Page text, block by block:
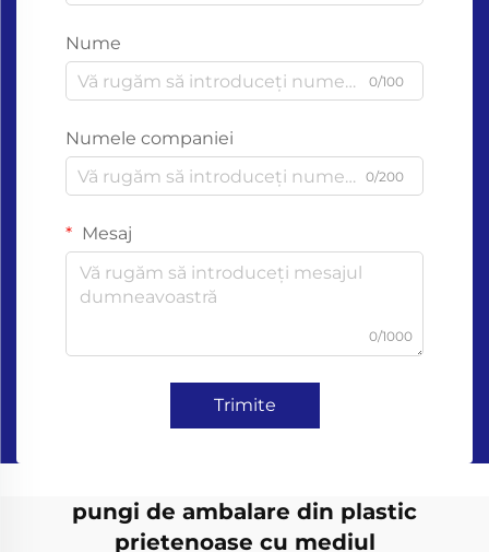
Nume
0/100
Numele companiei
0/200
Mesaj
0/1000
Trimite
pungi de ambalare din plastic
prietenoase cu mediul